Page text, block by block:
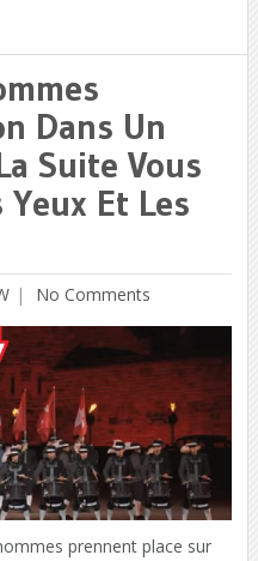
Dans Un
Suite Vous
Et Les
No Comments
prennent place sur